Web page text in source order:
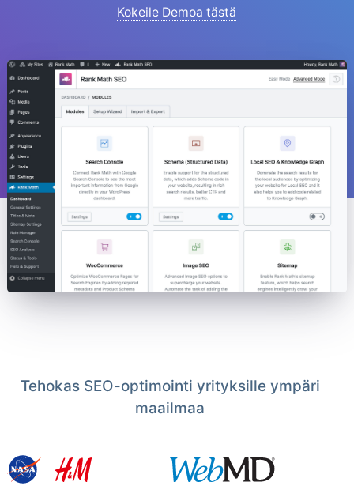
Kokeile Demoa tästä
Tehokas SEO-optimointi yrityksille ympäri
maailmaa